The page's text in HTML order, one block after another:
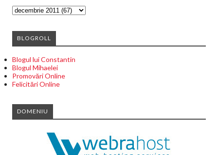
BLOGROLL
Blogul lui Constantin
Blogul Mihaelei
Promovări Online
Felicitări Online
DOMENIU